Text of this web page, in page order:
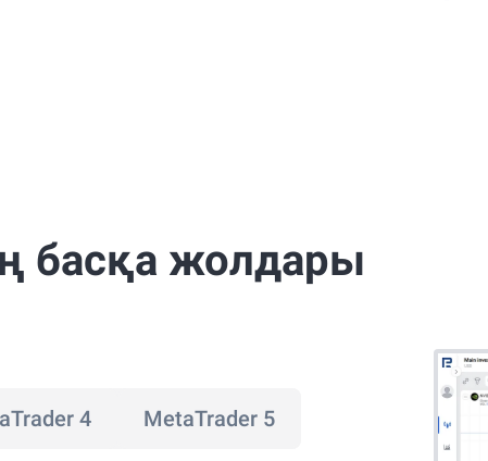
басқа жолдары
4 MetaTrader 5